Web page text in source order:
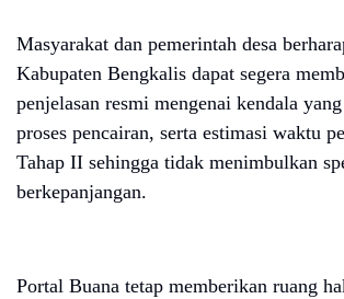
Masyarakat dan pemerintah desa
Kabupaten Bengkalis dapat segera
penjelasan resmi mengenai kendala
proses pencairan, serta estimasi waktu
Tahap II sehingga tidak menimbulkan
berkepanjangan.
Portal Buana tetap memberikan ruang